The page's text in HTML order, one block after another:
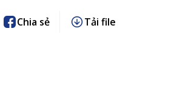
Chia sẻ Tải file